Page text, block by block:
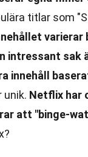
titlar som
intressant
innehåll
unik. Netflix har
att "binge-